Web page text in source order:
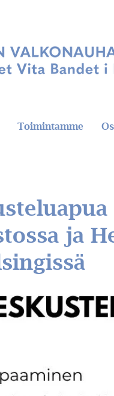
Toimintamme
ja